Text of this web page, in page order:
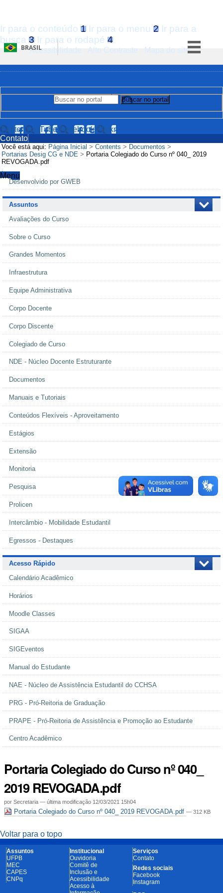
Ir para o conteúdo 1 Ir para o menu 2 Ir para a
busca 3 Ir para o rodapé 4
Acessibilidade Alto Contraste Mapa do site
BRASIL
Simplifique!
Participe
Acesso à informação
Canais
Buscar no portal
Twitter YouTube Facebook Flickr
Contato
Você está aqui: Página Inicial >Contents > Documentos >
Portarias Desig CG e NDE > Portaria Colegiado do Curso nº 040_ 2019
REVOGADA.pdf
Menu
Navegação
Desenvolvido por GWEB
Assuntos
Avaliações do Curso
Sobre o Curso
Grandes Momentos
Infraestrutura
Equipe Administrativa
Corpo Docente
Corpo Discente
Colegiado de Curso
NDE - Núcleo Docente Estruturante
Documentos
Manuais e Tutoriais
Conteúdos Flexíveis - Aproveitamento
Estágios
Extensão
Monitoria
Pesquisa
Prolicen
Intercâmbio - Mobilidade Estudantil
Egressos - Destaques
Acesso Rápido
Calendário Acadêmico
Horários
Moodle Classes
SIGAA
SIGEventos
Manual do Estudante
NAE - Núcleo de Assistência Estudantil do CCHSA
PRG - Pró-Reitoria de Graduação
PRAPE - Pró-Reitoria de Assistência e Promoção ao Estudante
Centro Acadêmico
Portaria Colegiado do Curso nº 040_
2019 REVOGADA.pdf
porSecretaria —última modificação 12/03/2021 15h04
Portaria Colegiado do Curso nº 040_ 2019 REVOGADA.pdf— 312 KB
Voltar para o topo
Assuntos
UFPB
MEC
CAPES
CNPq
Institucional
Ouvidoria
Comitê de
Inclusão e
Acessibilidade
Acesso à
Serviços
Contato
Redes sociais
Facebook
Instagram